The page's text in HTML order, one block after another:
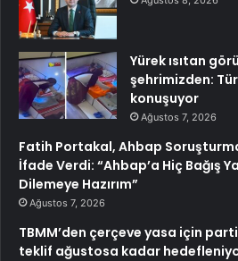
Yürek ısıtan
şehrimizden:
konuşuyor
Ağustos 7, 2026
Fatih Portakal, Ahbap
İfade Verdi: “Ahbap’a Hiç Bağış
Dilemeye Hazırım”
Ağustos 7, 2026
TBMM’den çerçeve yasa için
teklif ağustosa kadar